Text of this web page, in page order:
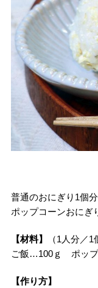
普通のおにぎり1個
ポップコーンおにぎ
【材料】
（1人分／1
ご飯…100ｇ ポッ
【作り方】